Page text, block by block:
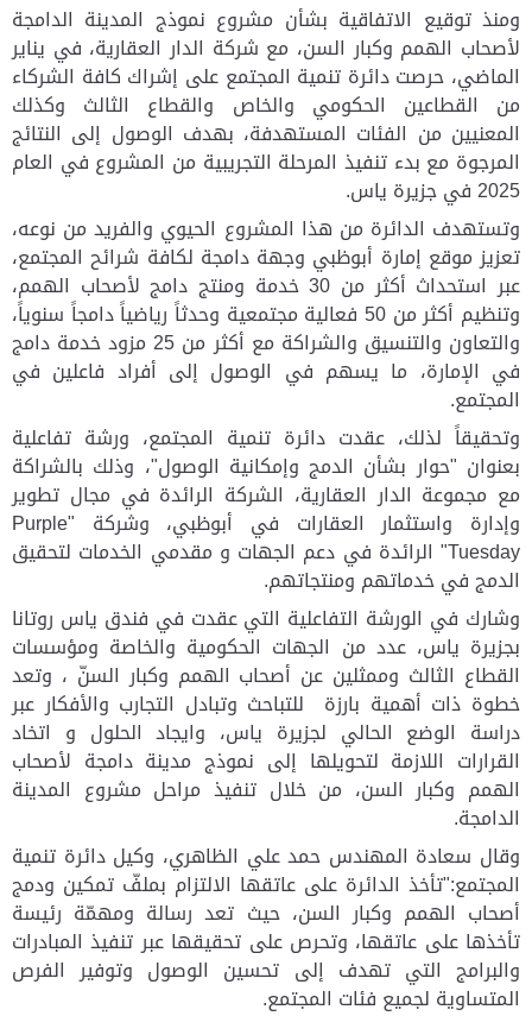
ومنذ توقيع الاتفاقية بشأن مشروع نموذج المدينة الدامجة
لأصحاب الهمم وكبار السن، مع شركة الدار العقارية، في يناير
الماضي، حرصت دائرة تنمية المجتمع على إشراك كافة الشركاء
من القطاعين الحكومي والخاص والقطاع الثالث وكذلك
المعنيين من الفئات المستهدفة، بهدف الوصول إلى النتائج
المرجوة مع بدء تنفيذ المرحلة التجريبية من المشروع في العام
2025 في جزيرة ياس.
وتستهدف الدائرة من هذا المشروع الحيوي والفريد من نوعه،
تعزيز موقع إمارة أبوظبي وجهة دامجة لكافة شرائح المجتمع،
عبر استحداث أكثر من 30 خدمة ومنتج دامج لأصحاب الهمم،
وتنظيم أكثر من 50 فعالية مجتمعية وحدثاً رياضياً دامجاً سنوياً،
والتعاون والتنسيق والشراكة مع أكثر من 25 مزود خدمة دامج
في الإمارة، ما يسهم في الوصول إلى أفراد فاعلين في
المجتمع.
وتحقيقاً لذلك، عقدت دائرة تنمية المجتمع، ورشة تفاعلية
بعنوان "حوار بشأن الدمج وإمكانية الوصول"، وذلك بالشراكة
مع مجموعة الدار العقارية، الشركة الرائدة في مجال تطوير
وإدارة واستثمار العقارات في أبوظبي، وشركة "Purple
Tuesday" الرائدة في دعم الجهات و مقدمي الخدمات لتحقيق
الدمج في خدماتهم ومنتجاتهم.
وشارك في الورشة التفاعلية التي عقدت في فندق ياس روتانا
بجزيرة ياس، عدد من الجهات الحكومية والخاصة ومؤسسات
القطاع الثالث وممثلين عن أصحاب الهمم وكبار السنّ ، وتعد
خطوة ذات أهمية بارزة للتباحث وتبادل التجارب والأفكار عبر
دراسة الوضع الحالي لجزيرة ياس، وايجاد الحلول و اتخاد
القرارات اللازمة لتحويلها إلى نموذج مدينة دامجة لأصحاب
الهمم وكبار السن، من خلال تنفيذ مراحل مشروع المدينة
الدامجة.
وقال سعادة المهندس حمد علي الظاهري، وكيل دائرة تنمية
المجتمع:"تأخذ الدائرة على عاتقها الالتزام بملفّ تمكين ودمج
أصحاب الهمم وكبار السن، حيث تعد رسالة ومهمّة رئيسة
تأخذها على عاتقها، وتحرص على تحقيقها عبر تنفيذ المبادرات
والبرامج التي تهدف إلى تحسين الوصول وتوفير الفرص
المتساوية لجميع فئات المجتمع.